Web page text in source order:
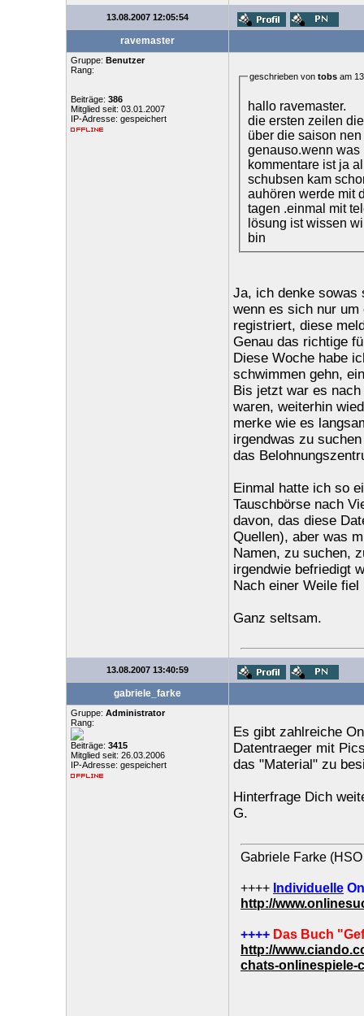
13.08.2007 12:05:54
ravemaster
Gruppe: Benutzer
Rang:
Beiträge: 386
Mitglied seit: 03.01.2007
IP-Adresse: gespeichert
geschrieben von tobsam
hallo ravemaster.
die ersten zeilen
über die saison
genauso.wenn was
kommentare ist ja
schubsen kam
auhören werde mit
tagen .einmal mit
lösung ist wissen
bin
Ja, ich denke sowas
wenn es sich nur um
registriert, diese
Genau das richtige
Diese Woche habe
schwimmen gehn,
Bis jetzt war es
waren, weiterhin
merke wie es
irgendwas zu
das
Einmal hatte ich so
Tauschbörse nach
davon, das diese
Quellen), aber was
Namen, zu suchen,
irgendwie befriedigt
Nach einer Weile
Ganz seltsam.
13.08.2007 13:40:59
gabriele_farke
Gruppe: Administrator
Rang:
Beiträge: 3415
Mitglied seit: 26.03.2006
IP-Adresse: gespeichert
Es gibt zahlreiche
Datentraeger mit
das "Material" zu
Hinterfrage Dich
G.
Gabriele Farke (HSO
++++ Individuelle
http://
++++ Das Buch
http://
chats-onlinespiele-